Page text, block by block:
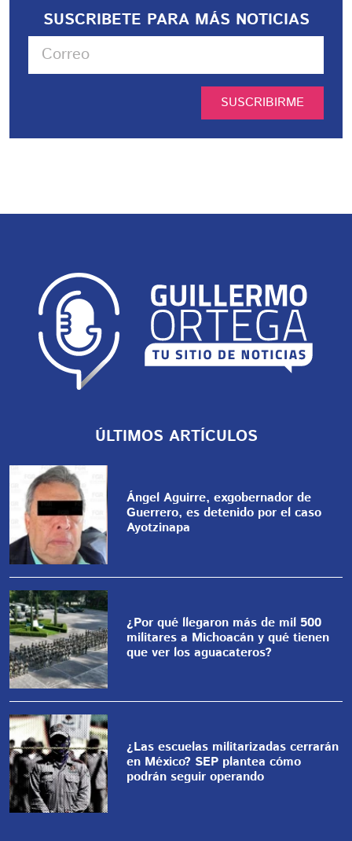
SUSCRIBETE PARA MÁS NOTICIAS
SUSCRIBIRME
ÚLTIMOS ARTÍCULOS
Ángel Aguirre, exgobernador de
Guerrero, es detenido por el caso
Ayotzinapa
¿Por qué llegaron más de mil 500
militares a Michoacán y qué tienen
que ver los aguacateros?
¿Las escuelas militarizadas cerrarán
en México? SEP plantea cómo
podrán seguir operando